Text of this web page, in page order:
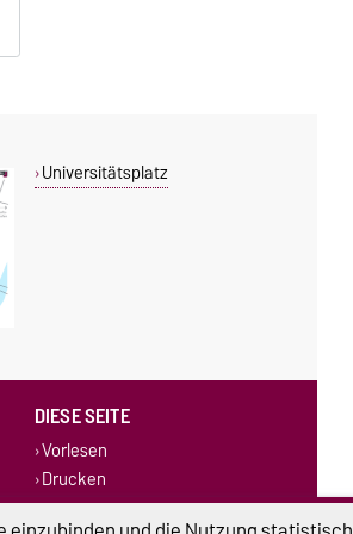
Universitätsplatz
DIESE SEITE
Vorlesen
Drucken